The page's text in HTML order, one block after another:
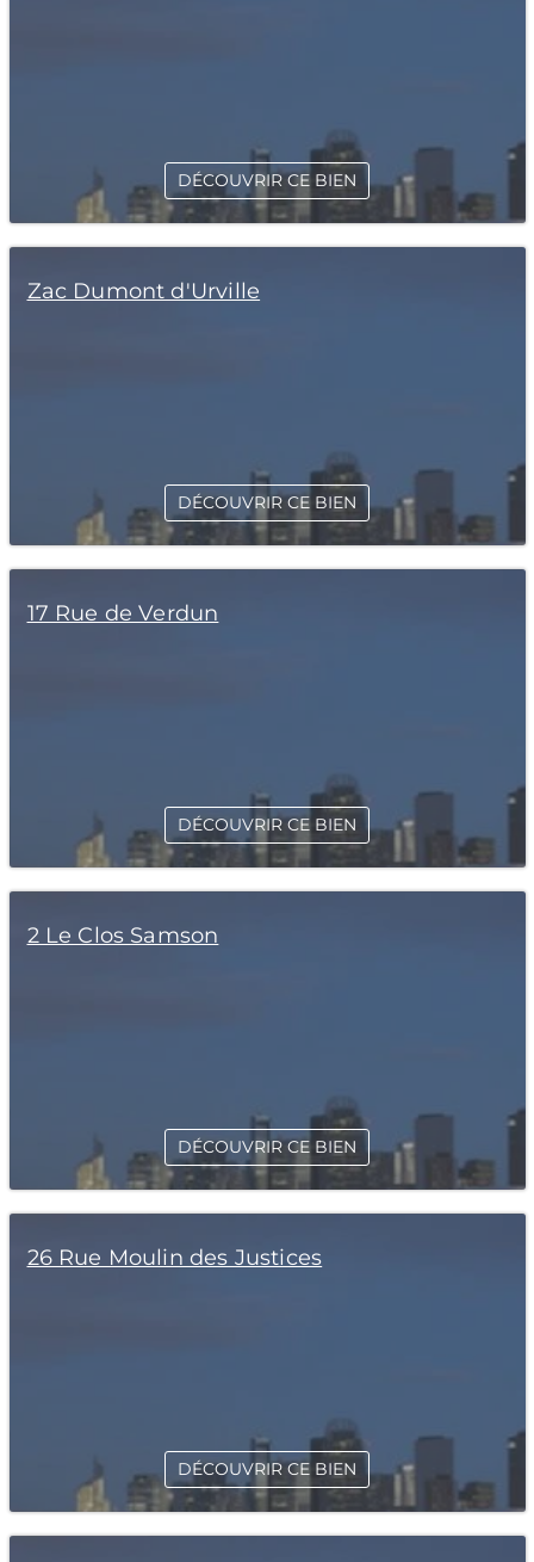
DÉCOUVRIR CE BIEN
Zac Dumont d'Urville
DÉCOUVRIR CE BIEN
17 Rue de Verdun
DÉCOUVRIR CE BIEN
2 Le Clos Samson
DÉCOUVRIR CE BIEN
26 Rue Moulin des Justices
DÉCOUVRIR CE BIEN